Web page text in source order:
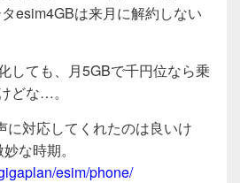
esim4GBは来月に解約しない
しても、月5GBで千円位なら乗
どな…。
に対応してくれたのは良いけ
な時期。
esim/phone/